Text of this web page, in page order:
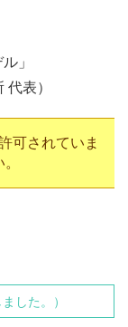
」
表）
可されていま
した。）